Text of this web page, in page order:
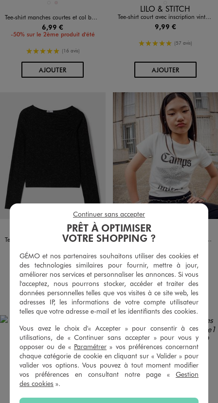
Tee-shirt manches courtes et col bateau coupe courte fille
6,99 €
-50% sur le 2ème produit d'été
5/5 de moyenne
(16 avis)
AJOUTERAU PANIER
Disponible en 1 coloris
LILO & STITCH
Tee-shirt court avec inscription vintage et motif Stitch fille - Disney
9,99 €
5/5 de moyenne
(57 avis)
AJOUTERAU PANIER
Disponible en 1 coloris
NOIR STANDARD
Tee-shirt manches longues à col froncé fantaisie fille
-50% sur le 2ème produit d'été
4.5/5 de moyenne
(22 avis)
AJOUTERAU PANIER
Disponible en 2 coloris
Tee-shirt court imprimé fille - CAMPS UNITED
-50% sur le 2ème produit d'été
AJOUTERAU PANIER
PRÊT À OPTIMISER
VOTRE SHOPPING ?
GÉMO et nos partenaires souhaitons utiliser des cookies et
des technologies similaires pour fournir, mettre à jour,
améliorer nos services et personnaliser les annonces. Si vous
l'acceptez, nous pourrons stocker, accéder et traiter des
données personnelles telles que vos visites à ce site web, les
adresses IP, les informations de votre compte utilisateur
telles que votre adresse e-mail et les identifiants des cookies.
Vous avez le choix d'« Accepter » pour consentir à ces
utilisations, de « Continuer sans accepter » pour vous y
opposer ou de « Paramétrer » vos préférences concernant
chaque catégorie de cookie en cliquant sur « Valider » pour
valider vos options. Vous pouvez à tout moment modifier
vos préférences en consultant notre page « Gestion
des cookies ».
Continuer sans accepter